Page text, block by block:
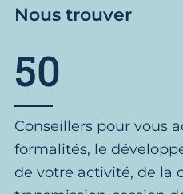
Nous trouver
50
Conseillers pour vous
formalités, le
de votre activité, de la